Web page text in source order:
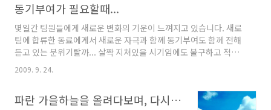
릇된 판단을 할것이 아닌, 한발자욱 뒤로 물러서 전체 그림을 볼수
있다면... 위에 언급한 말처럼 버릴줄도 아는 지혜가 필요하다라는
말이 오늘따라 유독 머릿속을 멤돕니다. 최근 하나의 프로젝트에 대
해서 난상토론과, 전략전술등에 대해서 심도있는 대화의 시간들을
나누고 있는데 부쩍 팀을 이루고 있는 구성원들의 두눈에서 독기 비
슷한 ..
동기부여가 필요할때...
몇일간 팀원들에게 새로운 변화의 기운이 느껴지고 있습니다. 새로
팀에 합류한 동료에게서 새로운 자극과 함께 동기부여도 함께 전해
듣고 있는 분위기랄까... 살짝 지쳐있을 시기임에도 불구하고 적절
한 타이밍에 지속적인 동기부여와 함께 분위기 전환용이랄까... 신
선한 자극이 되는것 같습니다. 나와 함께 일하는 사수, 동료, 그리고
임원들에게서도 동기부여를 지속적으로 받을 수 있겠지만, 중요한
건 결국 동기부여의 궁극적인 자세는 스스로 부여하는 것이라는것!
2009. 9. 24.
파란 가을하늘을 올려다보며, 다시금 두주먹 불끈쥐고